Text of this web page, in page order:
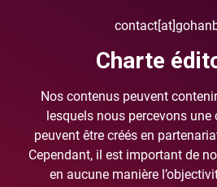
Charte
Nos contenus peuvent
lesquels nous percevons
peuvent être créés en
Cependant, il est important de
en aucune manière